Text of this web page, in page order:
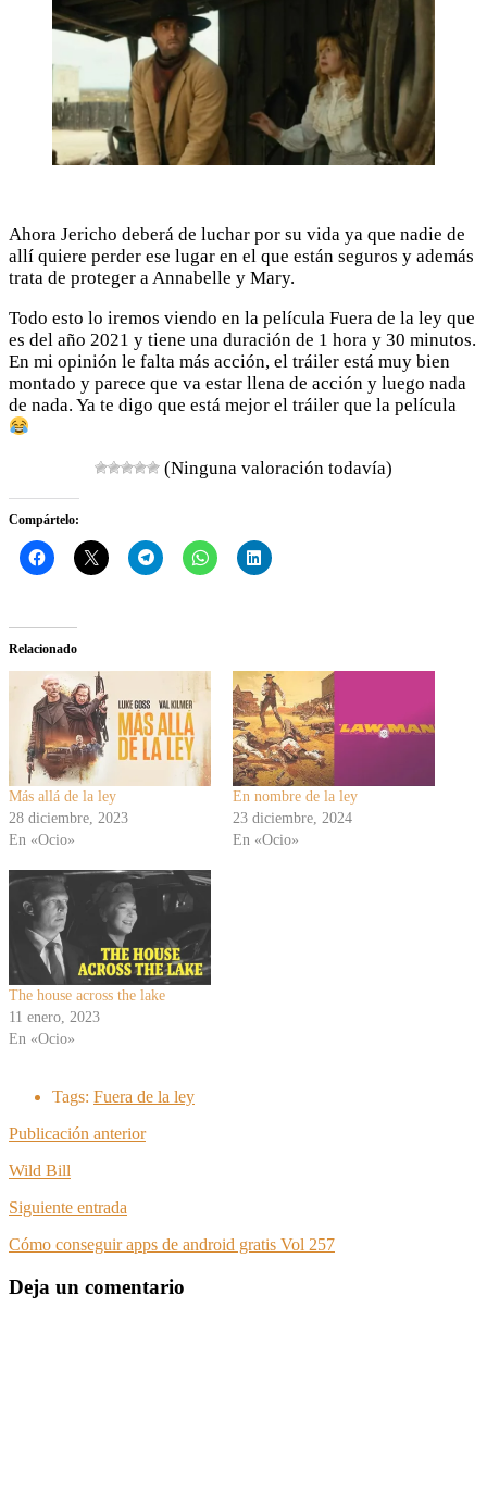
Ahora Jericho deberá de luchar por su vida ya que nadie de
allí quiere perder ese lugar en el que están seguros y además
trata de proteger a Annabelle y Mary.
Todo esto lo iremos viendo en la película Fuera de la ley que
es del año 2021 y tiene una duración de 1 hora y 30 minutos.
En mi opinión le falta más acción, el tráiler está muy bien
montado y parece que va estar llena de acción y luego nada
de nada. Ya te digo que está mejor el tráiler que la película
(Ninguna valoración todavía)
Compártelo:
Relacionado
Más allá de la ley
28 diciembre, 2023
En «Ocio»
En nombre de la ley
23 diciembre, 2024
En «Ocio»
The house across the lake
11 enero, 2023
En «Ocio»
Tags: Fuera de la ley
Publicación anterior
Wild Bill
Siguiente entrada
Cómo conseguir apps de android gratis Vol 257
Deja un comentario